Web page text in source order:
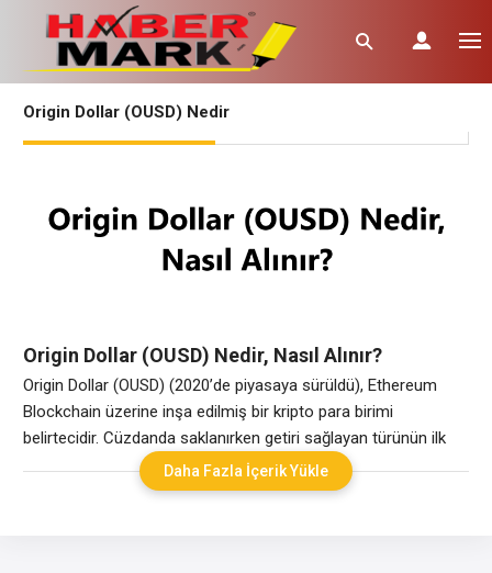
Origin Dollar (OUSD) Nedir
Origin Dollar (OUSD) Nedir, Nasıl Alınır?
Origin Dollar (OUSD) (2020’de piyasaya sürüldü), Ethereum
Blockchain üzerine inşa edilmiş bir kripto para birimi
belirtecidir. Cüzdanda saklanırken getiri sağlayan türünün ilk
sabit parasıdır. Ekip tarafından blockchain destekli ticaret
platformu Origin Protocol (kripto para birimi) (OGN) tarafından
Daha Fazla İçerik Yükle